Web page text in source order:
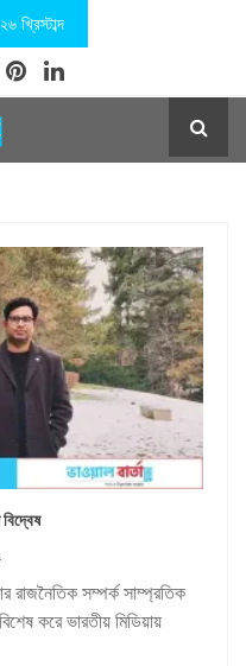
খ্রিস্টাব্দ
রাজনৈতিক সম্পর্ক সাম্প্রতিক
করে ভারতীয় মিডিয়ায়